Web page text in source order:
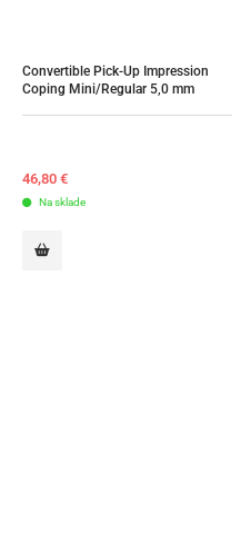
Convertible Pick-Up Impression
Coping Mini/Regular 5,0 mm
46,80 €
Na sklade